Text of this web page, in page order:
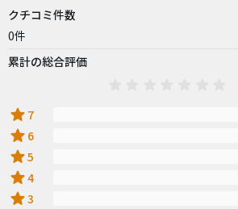
クチコミ件数
0件
累計の総合評価
star 7
star 6
star5
star4
star3